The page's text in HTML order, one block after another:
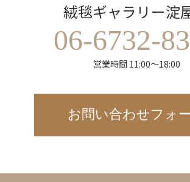
絨毯ギャラリー淀
06-6732-
営業時間 11:00～18:00
お問い合わせフォ